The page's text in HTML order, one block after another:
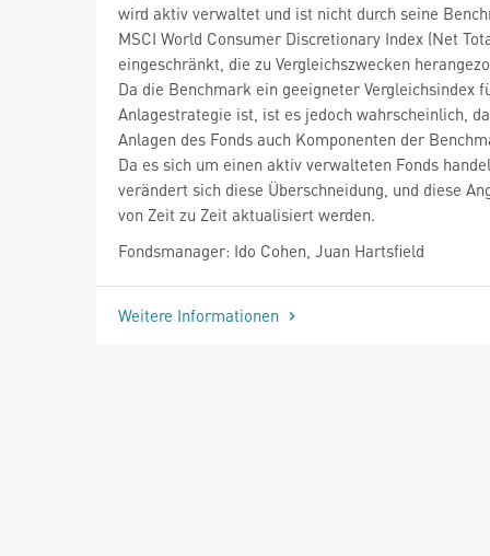
wird aktiv verwaltet und ist nicht durch seine
MSCI World Consumer Discretionary Index (Net
eingeschränkt, die zu Vergleichszwecken
Da die Benchmark ein geeigneter Vergleichsindex
Anlagestrategie ist, ist es jedoch wahrscheinlich,
Anlagen des Fonds auch Komponenten der
Da es sich um einen aktiv verwalteten Fonds
verändert sich diese Überschneidung, und diese
von Zeit zu Zeit aktualisiert werden.
Fondsmanager: Ido Cohen, Juan Hartsfield
Weitere Informationen